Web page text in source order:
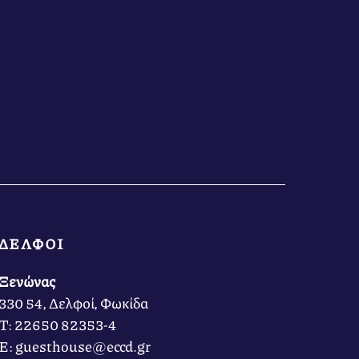
Ξενώνας
330 54, Δελφοί, Φωκίδα
Τ: 22650 82353-4
Ε: guesthouse@eccd.gr